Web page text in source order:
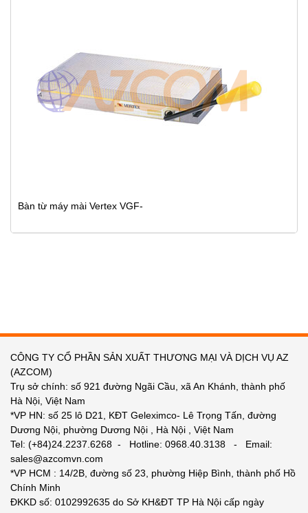
Bàn từ máy mài Vertex VGF-
CÔNG TY CỔ PHẦN SẢN XUẤT THƯƠNG MẠI VÀ DỊCH VỤ AZ
(AZCOM)
Trụ sở chính: số 921 đường Ngãi Cầu, xã An Khánh, thành phố
Hà Nội, Việt Nam
*VP HN: số 25 lô D21, KĐT Geleximco- Lê Trọng Tấn, đường
Dương Nội, phường Dương Nội , Hà Nội , Việt Nam
Tel: (+84)24.2237.6268 - Hotline: 0968.40.3138 - Email:
sales@azcomvn.com
*VP HCM : 14/2B, đường số 23, phường Hiệp Bình, thành phố Hồ
Chính Minh
ĐKKD số: 0102992635 do Sở KH&ĐT TP Hà Nội cấp ngày